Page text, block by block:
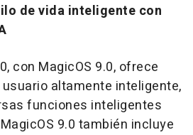
de vida inteligente con
con MagicOS 9.0, ofrece
altamente inteligente,
funciones inteligentes
9.0 también incluye